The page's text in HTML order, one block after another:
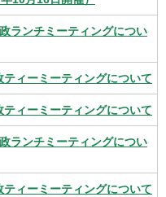
ランチミーティングについ
ィーミーティングについて
ィーミーティングについて
ランチミーティングについ
ィーミーティングについて